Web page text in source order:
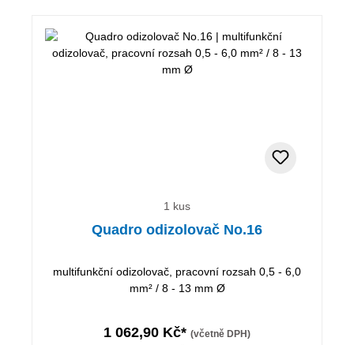
1 kus
Quadro odizolovač No.16
multifunkční odizolovač, pracovní rozsah 0,5 - 6,0
mm² / 8 - 13 mm Ø
1 062,90 Kč* (včetně DPH)